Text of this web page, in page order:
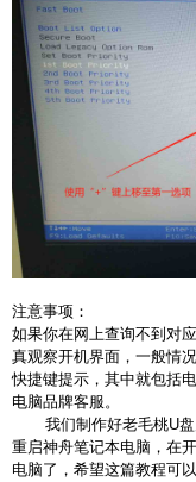
注意事项：
如果你在网上查询不到对
真观察开机界面，一般情
快捷键提示，其中就包括
电脑品牌客服。
我们制作好老毛桃U盘
重启神舟笔记本电脑，在
电脑了，希望这篇教程可